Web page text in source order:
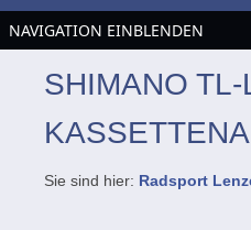
NAVIGATION EINBLENDEN
SHIMANO TL-
Sie sind hier: Radsport